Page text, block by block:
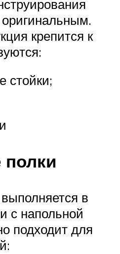
оригинальным.
крепится к
стойки;
в
с напольной
подходит для